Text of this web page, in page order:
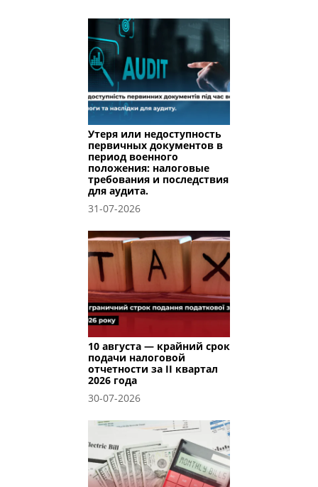
Утеря или недоступность
первичных документов в
период военного
положения: налоговые
требования и последствия
для аудита.
31-07-2026
10 августа — крайний срок
подачи налоговой
отчетности за II квартал
2026 года
30-07-2026